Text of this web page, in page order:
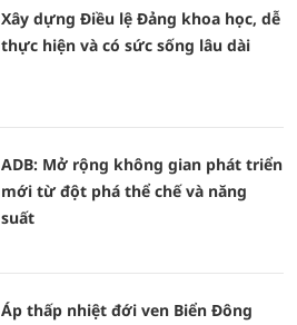
Xây dựng Điều lệ Đảng khoa học, dễ
thực hiện và có sức sống lâu dài
ADB: Mở rộng không gian phát triển
mới từ đột phá thể chế và năng
suất
Áp thấp nhiệt đới ven Biển Đông